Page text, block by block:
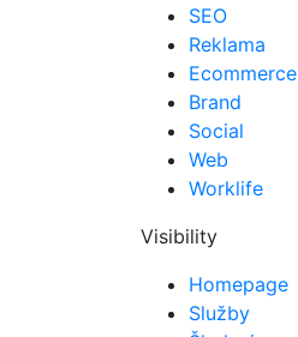
SEO
Reklama
Ecommerce
Brand
Social
Web
Worklife
Visibility
Homepage
Služby